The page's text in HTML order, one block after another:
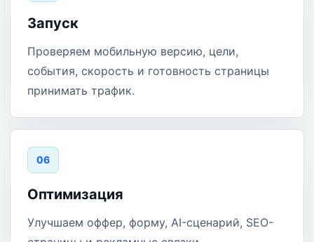
Запуск
Проверяем мобильную версию, цели,
события, скорость и готовность страницы
принимать трафик.
06
Оптимизация
Улучшаем оффер, форму, AI-сценарий, SEO-